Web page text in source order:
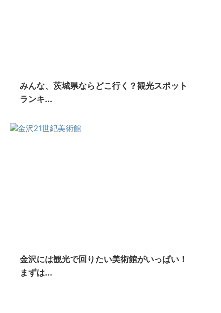
みんな、茨城県ならどこ行く？観光スポット
ランキ...
金沢には観光で回りたい美術館がいっぱい！
まずは...